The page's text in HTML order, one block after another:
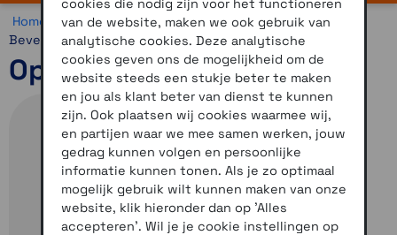
Home >Motor >Smartphone > Optiline >Optiline
Bevestigingen
Optiline Opti-Donut Titan
cookies die nodig zijn voor het functioneren
van de website, maken we ook gebruik van
analytische cookies. Deze analytische
cookies geven ons de mogelijkheid om de
website steeds een stukje beter te maken
en jou als klant beter van dienst te kunnen
zijn. Ook plaatsen wij cookies waarmee wij,
en partijen waar we mee samen werken, jouw
gedrag kunnen volgen en persoonlijke
informatie kunnen tonen. Als je zo optimaal
mogelijk gebruik wilt kunnen maken van onze
website, klik hieronder dan op 'Alles
accepteren'. Wil je je cookie instellingen op